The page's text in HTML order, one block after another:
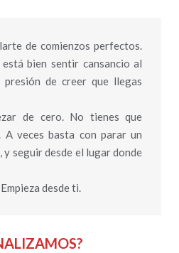
de comienzos perfectos.
bien sentir cansancio al
presión de creer que llegas
de cero. No tienes que
A veces basta con parar un
y seguir desde el lugar donde
desde ti.